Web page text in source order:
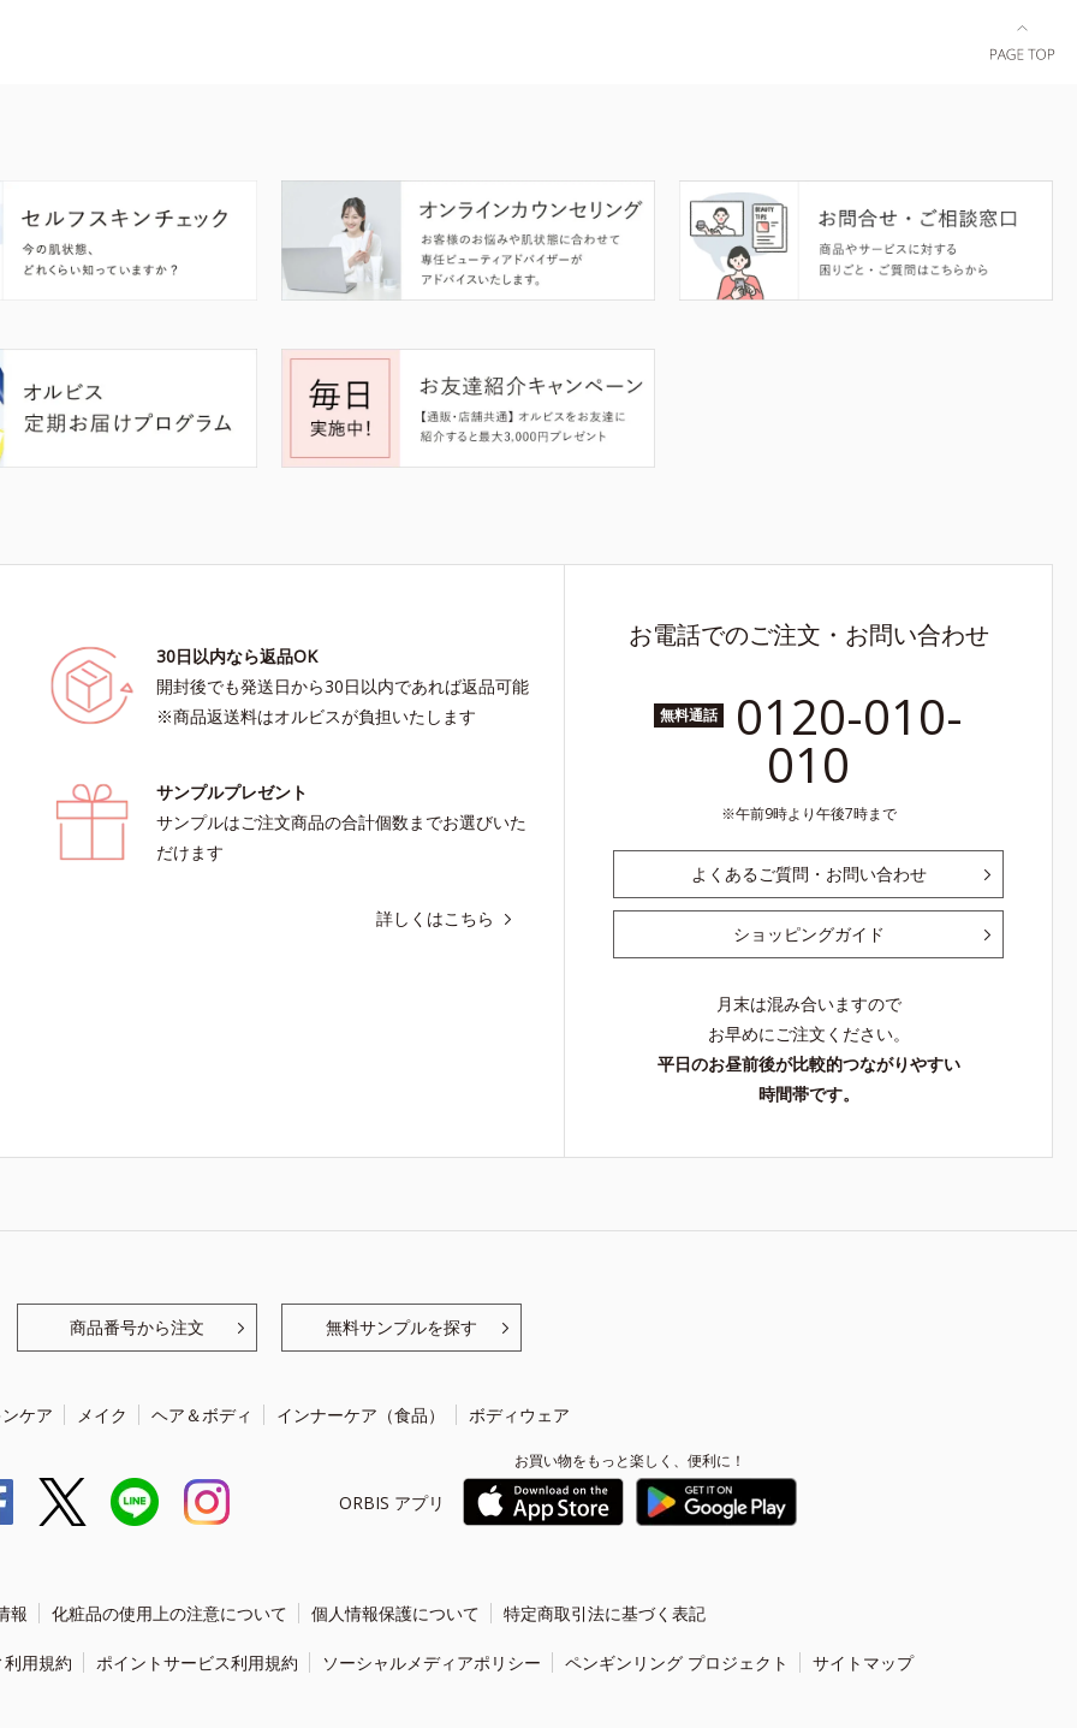
30日以内なら返品OK
開封後でも発送日から30日以内であれば返品可能
※商品返送料はオルビスが負担いたします
サンプルプレゼント
サンプルはご注文商品の合計個数までお選びいた
だけます
詳しくはこちら
お電話でのご注文・お問い合わせ
無料通話 0120-010-
010
午前9時より午後7時まで
よくあるご質問・お問い合わせ
ショッピングガイド
月末は混み合いますので
お早めにご注文ください。
平日のお昼前後が比較的つながりやすい
時間帯です。
商品番号から注文 無料サンプルを探す
ケア メイク ヘア＆ボディ インナーケア（食品） ボディウェア
ORBIS アプリ
お買い物をもっと楽しく、便利に！
報 化粧品の使用上の注意について 個人情報保護について 特定商取引法に基づく表記
用規約 ポイントサービス利用規約 ソーシャルメディアポリシー ペンギンリング プロジェクト サイトマップ